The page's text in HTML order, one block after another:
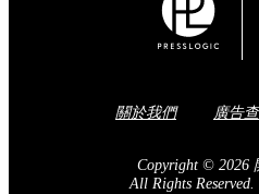
關於我們 廣告
Copyright © 2026
All Rights Reserved.